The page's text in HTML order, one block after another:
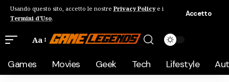
Usando questo sito, accetto le nostre Privacy Policye i
Termini d'Uso.
Accetto
Aa
Games Movies Geek Tech Lifestyle